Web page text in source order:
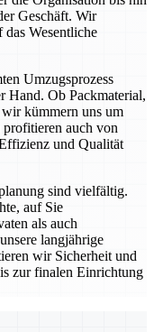
Geschäft. Wir
Wesentliche
Umzugsprozess
Hand. Ob Packmaterial,
kümmern uns um
profitieren auch von
und Qualität
sind vielfältig.
auf Sie
als auch
langjährige
wir Sicherheit und
zur finalen Einrichtung